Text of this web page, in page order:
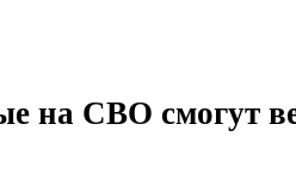
на СВО смогут